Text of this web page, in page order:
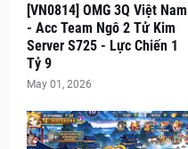
[VN0814] OMG 3Q Việt Nam
- Acc Team Ngô 2 Tử Kim
Server S725 - Lực Chiến 1
Tỷ 9
May 01, 2026